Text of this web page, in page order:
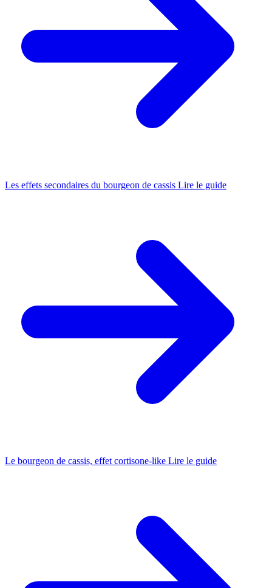
Les effets secondaires du bourgeon de cassis Lire le guide
Le bourgeon de cassis, effet cortisone-like Lire le guide